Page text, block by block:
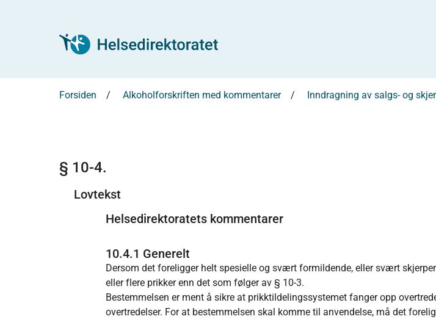
Forsiden Alkoholforskriften med kommentarer Inndragning av salgs- og
§ 10-4.
Lovtekst
Helsedirektoratets kommentarer
10.4.1 Generelt
Dersom det foreligger helt spesielle og svært formildende, eller svært
eller flere prikker enn det som følger av § 10-3.
Bestemmelsen er ment å sikre at prikktildelingssystemet fanger opp
overtredelser. For at bestemmelsen skal komme til anvendelse, må det